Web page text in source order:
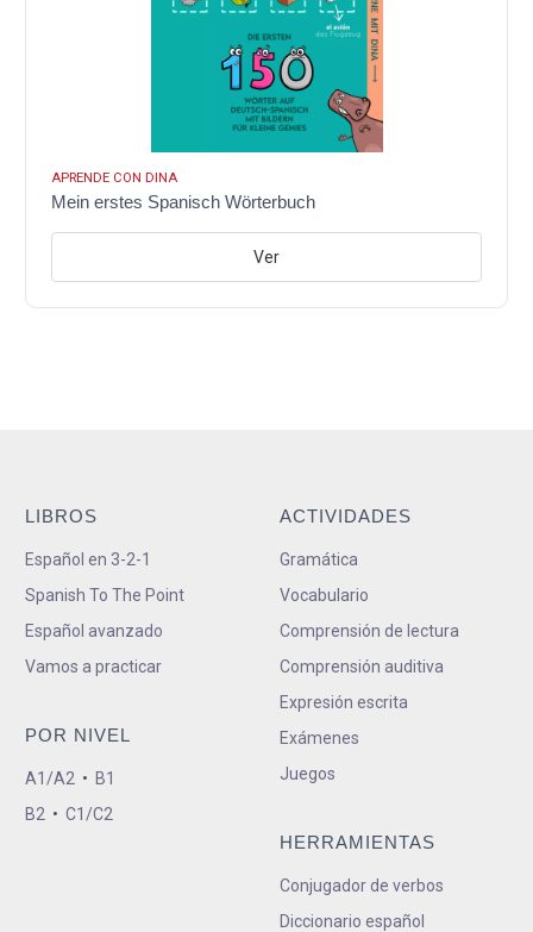
APRENDE CON DINA
Mein erstes Spanisch Wörterbuch
Ver
LIBROS
Español en 3-2-1
Spanish To The Point
Español avanzado
Vamos a practicar
POR NIVEL
A1/A2 • B1
B2 • C1/C2
ACTIVIDADES
Gramática
Vocabulario
Comprensión de lectura
Comprensión auditiva
Expresión escrita
Exámenes
Juegos
HERRAMIENTAS
Conjugador de verbos
Diccionario español